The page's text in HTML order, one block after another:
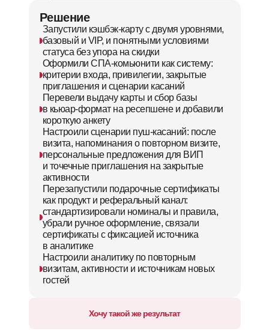
Решение
Запустили кэшбэк-карту с двумя уровнями,
базовый и VIP, и понятными условиями
статуса без упора на скидки
Оформили СПА-комьюнити как систему:
критерии входа, привилегии, закрытые
приглашения и сценарии касаний
Перевели выдачу карты и сбор базы
в кьюар-формат на ресепшене и добавили
короткую анкету
Настроили сценарии пуш-касаний: после
визита, напоминания о повторном визите,
персональные предложения для ВИП
и точечные приглашения на закрытые
активности
Перезапустили подарочные сертификаты
как продукт и реферальный канал:
стандартизировали номиналы и правила,
убрали ручное оформление, связали
сертификаты с фиксацией источника
в аналитике
Настроили аналитику по повторным
визитам, активности и источникам новых
гостей
Хочу такой же результат
Другие кейсыЛоял Клаб
Штамп-карты для бегового
клуба «Начни бегать за 21
3 мес.
рост активности в 2,2 раза
переходы в регистрацию +41%
рост взноса за участие
новых участников 290